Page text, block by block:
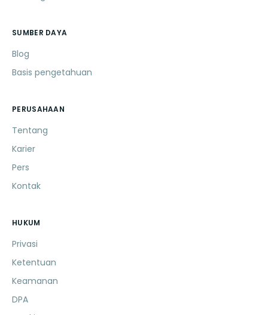
SUMBER DAYA
Blog
Basis pengetahuan
PERUSAHAAN
Tentang
Karier
Pers
Kontak
HUKUM
Privasi
Ketentuan
Keamanan
DPA